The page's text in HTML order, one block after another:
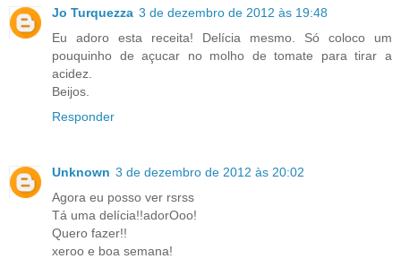
Jo Turquezza 3 de dezembro de 2012 às 19:48
Eu adoro esta receita! Delícia mesmo. Só coloco um
pouquinho de açucar no molho de tomate para tirar a
acidez.
Beijos.
Responder
Unknown 3 de dezembro de 2012 às 20:02
Agora eu posso ver rsrss
Tá uma delícia!!adorOoo!
Quero fazer!!
xeroo e boa semana!